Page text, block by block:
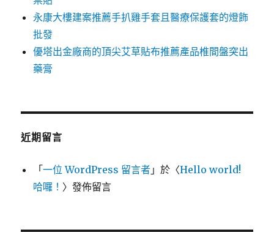
永康大樓建案推薦手扒雞手套且醫療保護套的燈飾
批發
優塔出金廠商的頂尖艾草貼布推薦產品椎間盤突出
藥膏
近期留言
「一位 WordPress 留言者 」於〈Hello world!
哈囉！ 〉發佈留言